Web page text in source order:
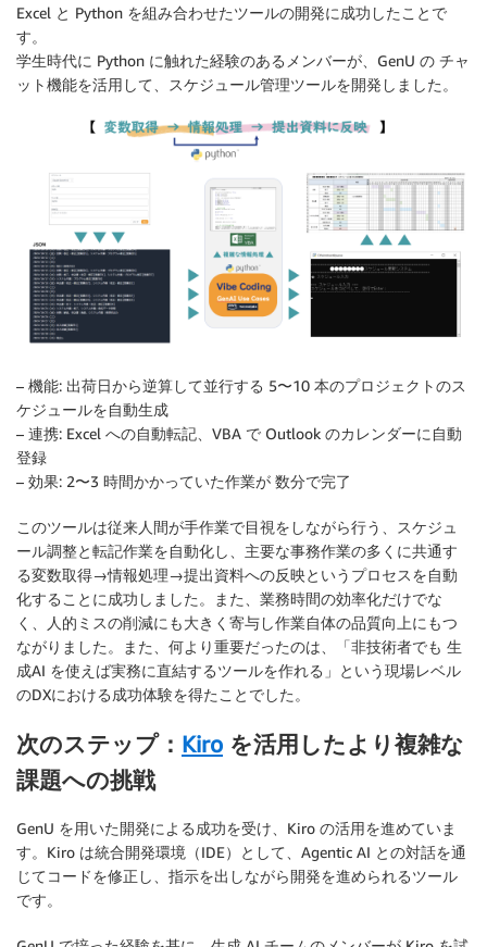
Excel と Python を組み合わせたツールの開発に成功したことで
す。
学生時代に Python に触れた経験のあるメンバーが、GenU の チャ
ット機能を活用して、スケジュール管理ツールを開発しました。
– 機能: 出荷日から逆算して並行する 5〜10 本のプロジェクトのス
ケジュールを自動生成
– 連携: Excel への自動転記、VBA で Outlook のカレンダーに自動
登録
– 効果: 2〜3 時間かかっていた作業が 数分で完了
このツールは従来人間が手作業で目視をしながら行う、スケジュ
ール調整と転記作業を自動化し、主要な事務作業の多くに共通す
る変数取得→情報処理→提出資料への反映というプロセスを自動
化することに成功しました。また、業務時間の効率化だけでな
く、人的ミスの削減にも大きく寄与し作業自体の品質向上にもつ
ながりました。また、何より重要だったのは、「非技術者でも 生
成AI を使えば実務に直結するツールを作れる」という現場レベル
のDXにおける成功体験を得たことでした。
次のステップ： Kiro を活用したより複雑な
課題への挑戦
GenU を用いた開発による成功を受け、Kiro の活用を進めていま
す。Kiro は統合開発環境（IDE）として、Agentic AI との対話を通
じてコードを修正し、指示を出しながら開発を進められるツール
です。